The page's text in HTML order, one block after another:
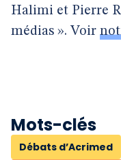
Halimi et Pierre
médias ». Voir
Mots-clés
Débats d’Acrimed